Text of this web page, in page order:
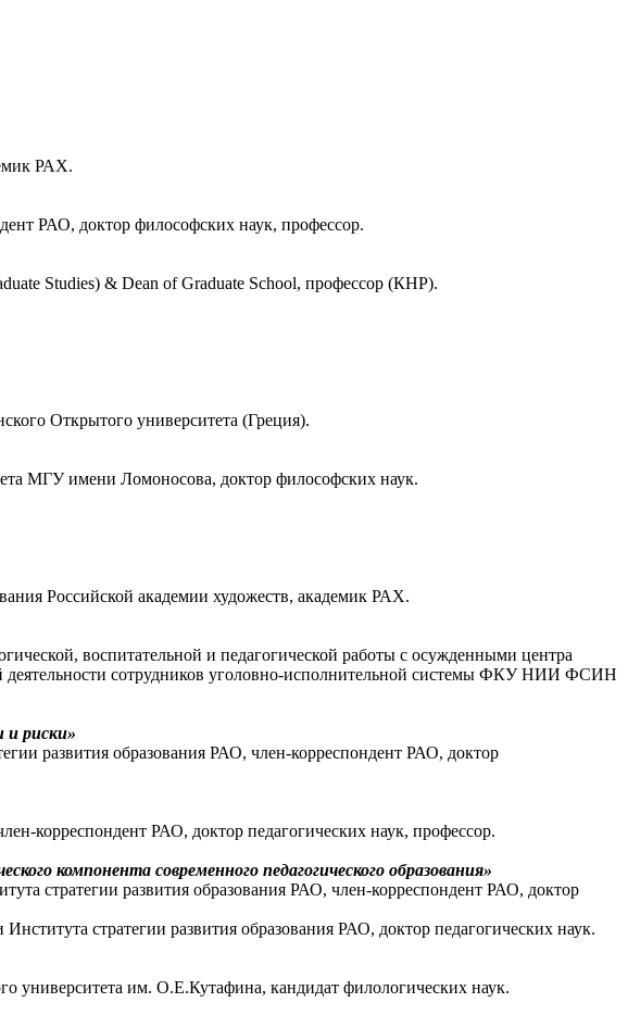
РАХ.
РАО, доктор философских наук, профессор.
Studies) & Dean of Graduate School, профессор (КНР).
Открытого университета (Греция).
МГУ имени Ломоносова, доктор философских наук.
Российской академии художеств, академик РАХ.
воспитательной и педагогической работы с осужденными центра
деятельности сотрудников уголовно-исполнительной системы ФКУ НИИ ФСИН
и риски»
развития образования РАО, член-корреспондент РАО, доктор
корреспондент РАО, доктор педагогических наук, профессор.
компонента современного педагогического образования»
стратегии развития образования РАО, член-корреспондент РАО, доктор
стратегии развития образования РАО, доктор педагогических наук.
университета им. О.Е.Кутафина, кандидат филологических наук.